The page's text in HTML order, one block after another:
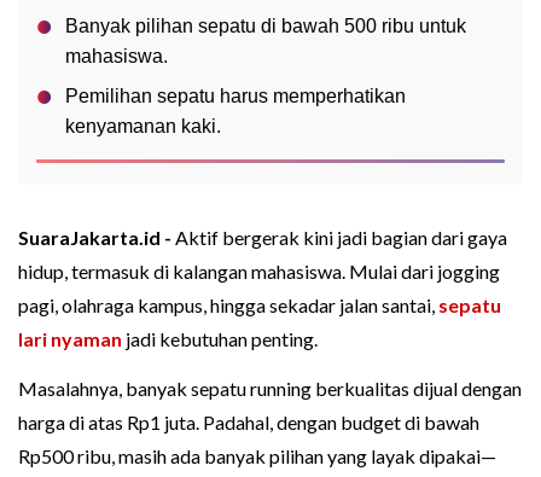
Banyak pilihan sepatu di bawah 500 ribu untuk
mahasiswa.
Pemilihan sepatu harus memperhatikan
kenyamanan kaki.
SuaraJakarta.id - Aktif bergerak kini jadi bagian dari gaya
hidup, termasuk di kalangan mahasiswa. Mulai dari jogging
pagi, olahraga kampus, hingga sekadar jalan santai, sepatu
lari nyaman jadi kebutuhan penting.
Masalahnya, banyak sepatu running berkualitas dijual dengan
harga di atas Rp1 juta. Padahal, dengan budget di bawah
Rp500 ribu, masih ada banyak pilihan yang layak dipakai—